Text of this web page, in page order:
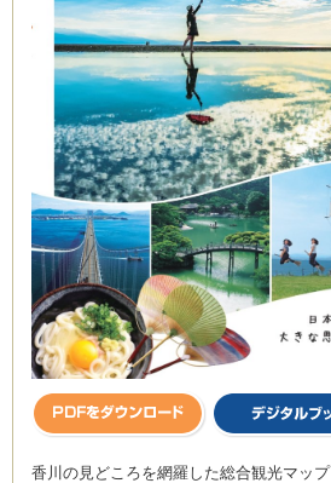
香川の見どころを網羅した総合観光マップ